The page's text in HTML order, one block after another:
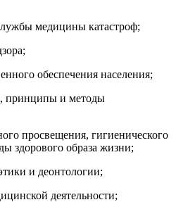
медицины катастроф;
обеспечения населения;
принципы и методы
просвещения, гигиенического
здорового образа жизни;
и деонтологии;
деятельности;